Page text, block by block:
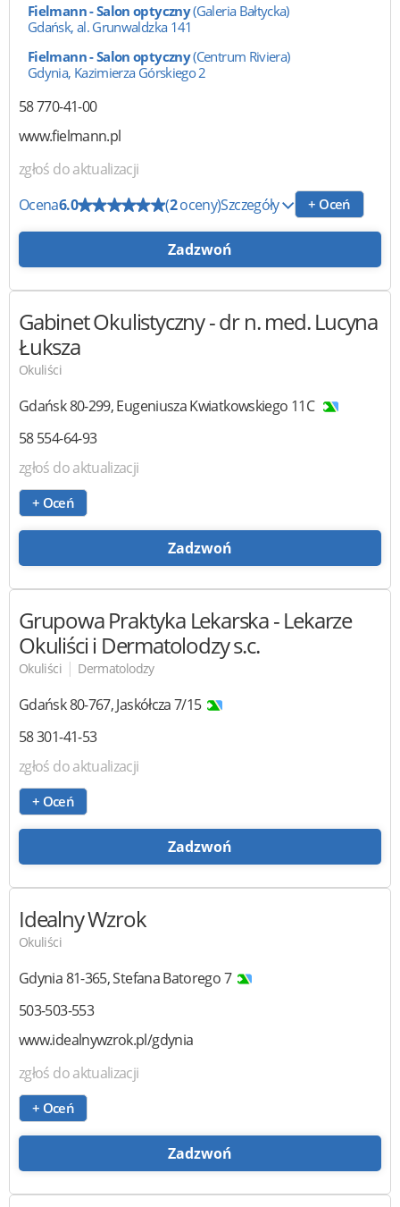
Fielmann - Salon optyczny(Galeria Bałtycka)
Gdańsk, al. Grunwaldzka 141
Fielmann - Salon optyczny(Centrum Riviera)
Gdynia, Kazimierza Górskiego 2
58 770-41-00
www.fielmann.pl
zgłoś do aktualizacji
Ocena6.0 (2oceny)Szczegóły + Oceń
Zadzwoń
Gabinet Okulistyczny- dr n. med. Lucyna
Łuksza
Okuliści
Gdańsk80-299,Eugeniusza Kwiatkowskiego 11C
58 554-64-93
zgłoś do aktualizacji
+ Oceń
Zadzwoń
Grupowa Praktyka Lekarska- Lekarze
Okuliści i Dermatolodzy s.c.
Okuliści | Dermatolodzy
Gdańsk80-767,Jaskółcza 7/15
58 301-41-53
zgłoś do aktualizacji
+ Oceń
Zadzwoń
Idealny Wzrok
Okuliści
Gdynia81-365,Stefana Batorego 7
503-503-553
www.idealnywzrok.pl/gdynia
zgłoś do aktualizacji
+ Oceń
Zadzwoń